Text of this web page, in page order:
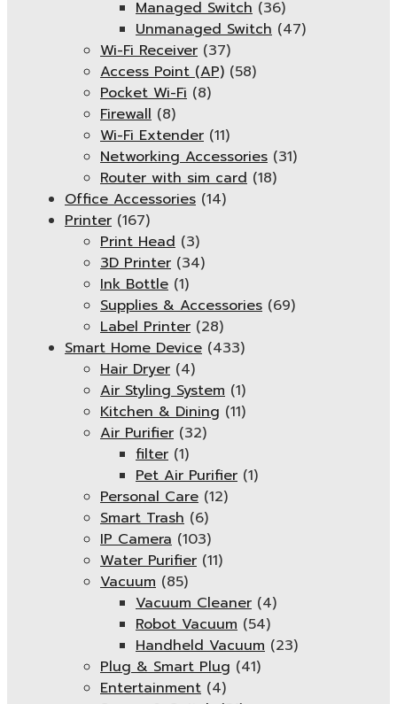
Managed Switch (36)
Unmanaged Switch (47)
Wi-Fi Receiver (37)
Access Point (AP) (58)
Pocket Wi-Fi (8)
Firewall (8)
Wi-Fi Extender (11)
Networking Accessories (31)
Router with sim card (18)
Office Accessories (14)
Printer (167)
Print Head (3)
3D Printer (34)
Ink Bottle (1)
Supplies & Accessories (69)
Label Printer (28)
Smart Home Device (433)
Hair Dryer (4)
Air Styling System (1)
Kitchen & Dining (11)
Air Purifier (32)
filter (1)
Pet Air Purifier (1)
Personal Care (12)
Smart Trash (6)
IP Camera (103)
Water Purifier (11)
Vacuum (85)
Vacuum Cleaner (4)
Robot Vacuum (54)
Handheld Vacuum (23)
Plug & Smart Plug (41)
Entertainment (4)